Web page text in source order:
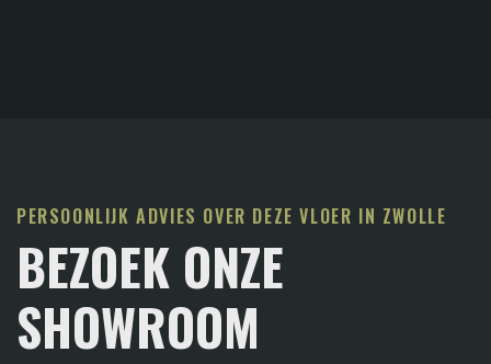
PERSOONLIJK ADVIES OVER DEZE VLOER IN ZWOLLE
BEZOEK ONZE
SHOWROOM